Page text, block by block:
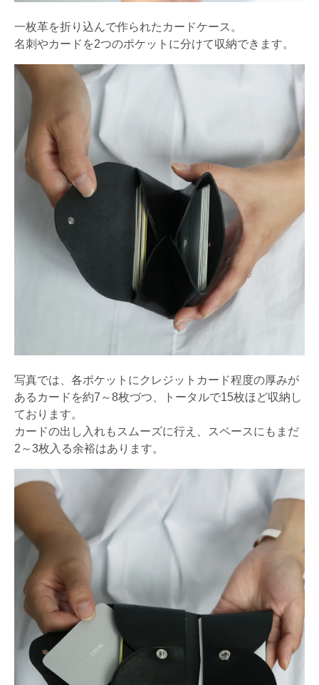
一枚革を折り込んで作られたカードケース。
名刺やカードを2つのポケットに分けて収納できます。
写真では、各ポケットにクレジットカード程度の厚みが
あるカードを約7～8枚づつ、トータルで15枚ほど収納し
ております。
カードの出し入れもスムーズに行え、スペースにもまだ
2～3枚入る余裕はあります。